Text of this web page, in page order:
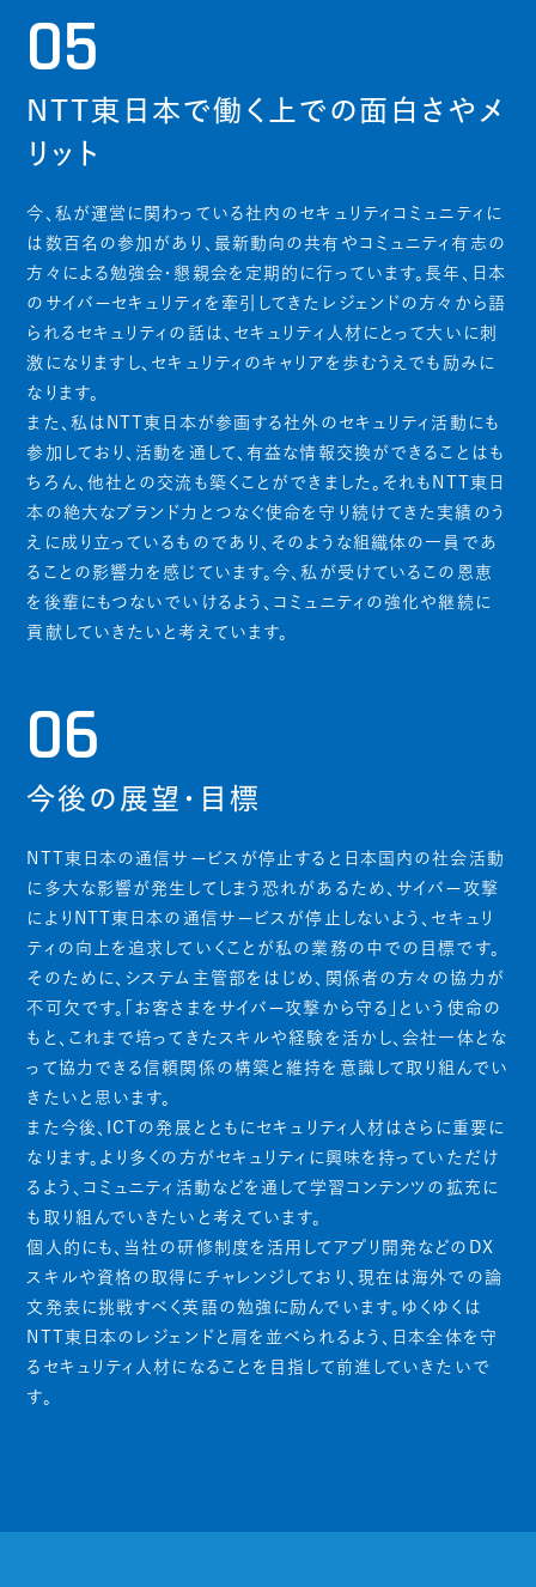
05
NTT東日本で働く上での面白さやメ
リット
今、私が運営に関わっている社内のセキュリティコミュニティに
は数百名の参加があり、最新動向の共有やコミュニティ有志の
方々による勉強会・懇親会を定期的に行っています。長年、日本
のサイバーセキュリティを牽引してきたレジェンドの方々から語
られるセキュリティの話は、セキュリティ人材にとって大いに刺
激になりますし、セキュリティのキャリアを歩むうえでも励みに
なります。
また、私はNTT東日本が参画する社外のセキュリティ活動にも
参加しており、活動を通して、有益な情報交換ができることはも
ちろん、他社との交流も築くことができました。それもNTT東日
本の絶大なブランド力とつなぐ使命を守り続けてきた実績のう
えに成り立っているものであり、そのような組織体の一員であ
ることの影響力を感じています。今、私が受けているこの恩恵
を後輩にもつないでいけるよう、コミュニティの強化や継続に
貢献していきたいと考えています。
06
今後の展望・目標
NTT東日本の通信サービスが停止すると日本国内の社会活動
に多大な影響が発生してしまう恐れがあるため、サイバー攻撃
によりNTT東日本の通信サービスが停止しないよう、セキュリ
ティの向上を追求していくことが私の業務の中での目標です。
そのために、システム主管部をはじめ、関係者の方々の協力が
不可欠です。「お客さまをサイバー攻撃から守る」という使命の
もと、これまで培ってきたスキルや経験を活かし、会社一体とな
って協力できる信頼関係の構築と維持を意識して取り組んでい
きたいと思います。
また今後、ICTの発展とともにセキュリティ人材はさらに重要に
なります。より多くの方がセキュリティに興味を持っていただけ
るよう、コミュニティ活動などを通して学習コンテンツの拡充に
も取り組んでいきたいと考えています。
個人的にも、当社の研修制度を活用してアプリ開発などのDX
スキルや資格の取得にチャレンジしており、現在は海外での論
文発表に挑戦すべく英語の勉強に励んでいます。ゆくゆくは
NTT東日本のレジェンドと肩を並べられるよう、日本全体を守
るセキュリティ人材になることを目指して前進していきたいで
す。